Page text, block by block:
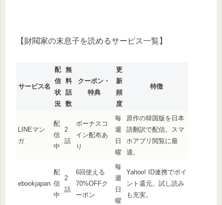
【財閥家の末息子を読めるサービス一覧】
サービス名
配
信
状
況
無
料
話
数
クーポン・
特典
更
新
頻
度
特徴
LINEマン
ガ
配
信
中
2
話
ボーナスコ
イン配布あ
り
毎
週
日
曜
原作の韓国版を日本
語翻訳で配信。スマ
ホアプリ閲覧に最
適。
ebookjapan
配
信
中
2
話
6回使える
70%OFFク
ーポン
毎
週
日
曜
Yahoo! ID連携でポイ
ント還元。試し読み
も充実。